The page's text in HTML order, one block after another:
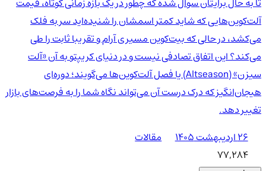
آلت‌کوین‌هایی که شاید کمتر اسمشان را شنیده‌اید سر به فلک
می‌کشد، در حالی که بیت‌کوین مسیری آرام و تقریبا ثابت را طی
می‌کند؟ این اتفاق تصادفی نیست و در دنیای کریپتو به آن «آلت
سیزن» (Altseason) یا فصل آلت‌کوین‌ها می‌گویند؛ دوره‌ای
هیجان‌انگیز که درک درست آن می‌تواند نگاه شما را به فرصت‌های بازار
تغییر دهد.
۲۶ اردیبهشت ۱۴۰۵
مقالات
77,284